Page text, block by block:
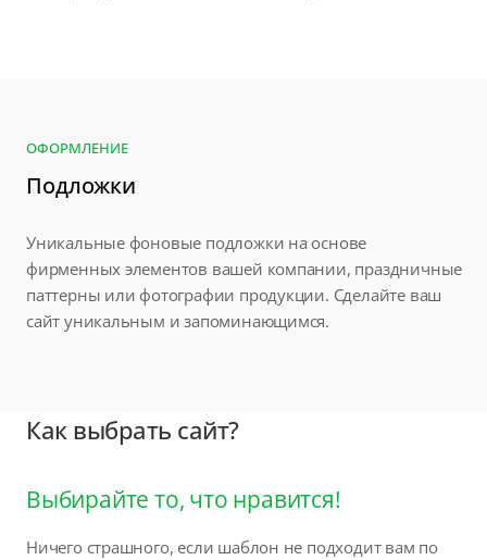
ОФОРМЛЕНИЕ
Подложки
Уникальные фоновые подложки на основе
фирменных элементов вашей компании, праздничные
паттерны или фотографии продукции. Сделайте ваш
сайт уникальным и запоминающимся.
Как выбрать сайт?
Выбирайте то, что нравится!
Ничего страшного, если шаблон не подходит вам по